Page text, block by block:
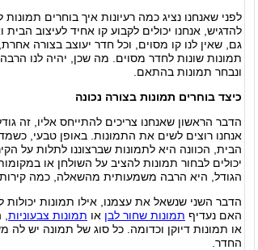
לפני שאנחנו נציג כמה רעיונות איך בוחרים
להדגיש, אנחנו יכולים לקבוע קו אחיד לעיצוב הבית
גם, שאין לנו קו מסוים, וכל חדר יעוצב בצורה אחרת,
תמונות שונות לחדר מסוים. מה שכן, יהיה לנו
ונבחר תמונות בהתאם.
כיצד בוחרים תמונות בצורה נכונה
הדבר הראשון שאנחנו צריכים להתייחס אליו, זה
אנחנו רוצים לשים את התמונות. באופן טבעי,
הבית, הכוונה היא לתמונות שברצוננו לתלות על
יכולים לבחור תמונות להציב על השולחן או
הגודל, היא הרבה משמעותית מהשאלה, כמה
הדבר השני שנשאל את עצמנו, אילו תמונות
האם נעדיף תמונות שחור לבן או תמונות צבעוניות
או תמונות דיוקן וכדומה. כל סוג של תמונה יש
החדר.